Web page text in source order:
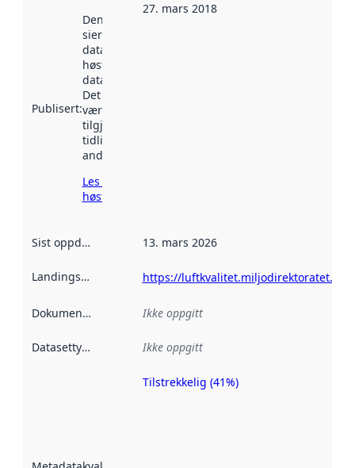
Publisert:
Denne datoen
sier når
datasettet ble
høstet av
data.norge.no.
Det kan ha
vært
tilgjengelig
tidligere
andre steder.
Les mer om
høsting her
27. mars 2018
Sist oppdatert 13. mars 2026
Landingsside https://luftkvalitet.miljodirektoratet.no/
Dokumentasjon Ikke oppgitt
Datasettype Ikke oppgitt
Metadatakvalitet
Tilstrekkelig (41%)